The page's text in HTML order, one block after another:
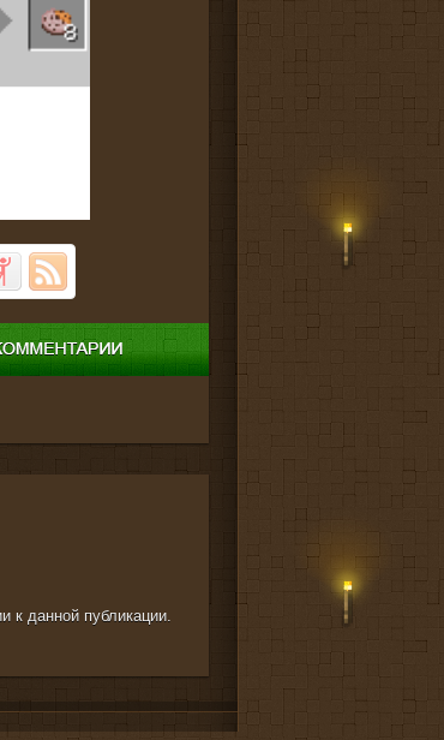
к данной публикации.